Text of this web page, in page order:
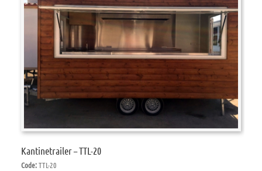
Kantinetrailer – TTL-20
Code:TTL-20